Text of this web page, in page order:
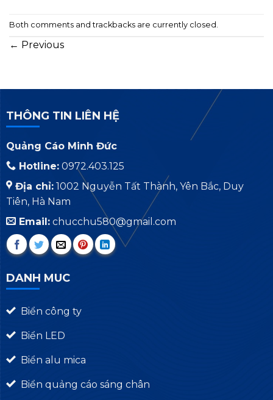
Both comments and trackbacks are currently closed.
← Previous
THÔNG TIN LIÊN HỆ
Quảng Cáo Minh Đức
Hotline:0972.403.125
Địa chỉ:1002 Nguyễn Tất Thành, Yên Bắc, Duy
Tiên, Hà Nam
Email:chucchu580@gmail.com
DANH MUC
Biển công ty
Biển LED
Biển alu mica
Biển quảng cáo sáng chân